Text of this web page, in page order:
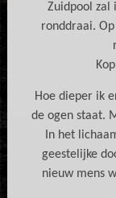
Zuidpool zal
ronddraai.
Hoe dieper ik
de ogen staat.
In het
geestelijke
nieuw mens